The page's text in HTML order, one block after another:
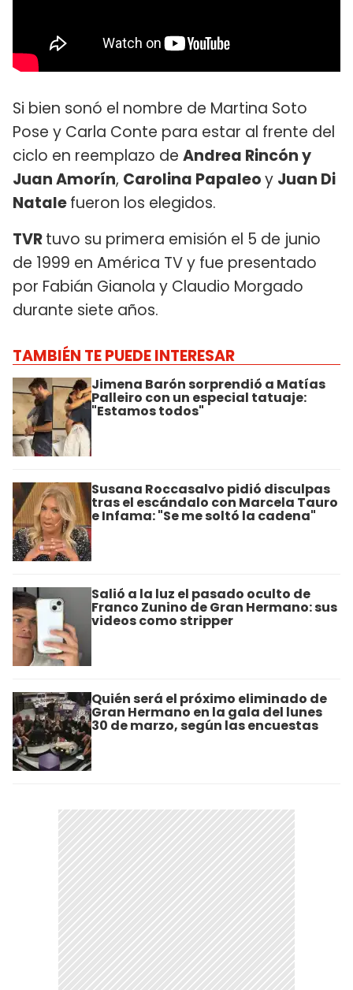
Si bien sonó el nombre de Martina Soto
Pose y Carla Conte para estar al frente del
ciclo en reemplazo de Andrea Rincón y
Juan Amorín, Carolina Papaleoy Juan Di
Natalefueron los elegidos.
TVRtuvo su primera emisión el 5 de junio
de 1999 en América TV y fue presentado
por Fabián Gianola y Claudio Morgado
durante siete años.
TAMBIÉN TE PUEDE INTERESAR
Jimena Barón sorprendió a Matías
Palleiro con un especial tatuaje:
"Estamos todos"
Susana Roccasalvo pidió disculpas
tras el escándalo con Marcela Tauro
e Infama: "Se me soltó la cadena"
Salió a la luz el pasado oculto de
Franco Zunino de Gran Hermano: sus
videos como stripper
Quién será el próximo eliminado de
Gran Hermano en la gala del lunes
30 de marzo, según las encuestas